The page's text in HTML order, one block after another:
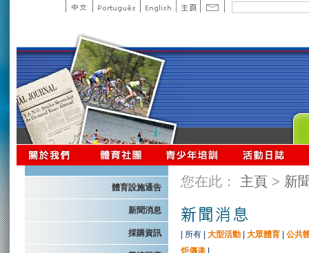
體育設施通告
新聞消息
採購資訊
您在此： 主頁 > 新
所有 大型活動 大眾體育
公共
炬傳递